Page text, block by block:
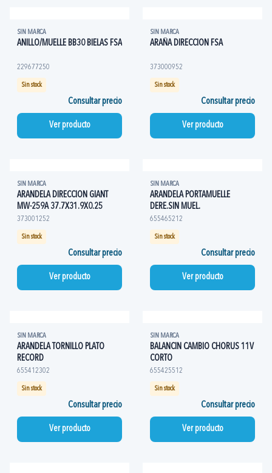
SIN MARCA
ANILLO/MUELLE BB30 BIELAS FSA
229677250
Sin stock
Consultar precio
Ver producto
SIN MARCA
ARAÑA DIRECCION FSA
373000952
Sin stock
Consultar precio
Ver producto
SIN MARCA
ARANDELA DIRECCION GIANT
MW-259A 37.7X31.9X0.25
373001252
Sin stock
Consultar precio
Ver producto
SIN MARCA
ARANDELA PORTAMUELLE
DERE.SIN MUEL.
655465212
Sin stock
Consultar precio
Ver producto
SIN MARCA
ARANDELA TORNILLO PLATO
RECORD
655412302
Sin stock
Consultar precio
Ver producto
SIN MARCA
BALANCIN CAMBIO CHORUS 11V
CORTO
655425512
Sin stock
Consultar precio
Ver producto